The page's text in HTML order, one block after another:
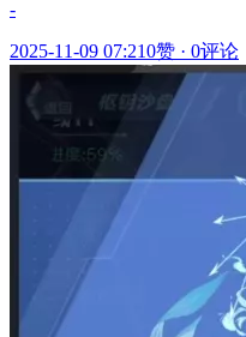
-
2025-11-09 07:210赞 · 0评论